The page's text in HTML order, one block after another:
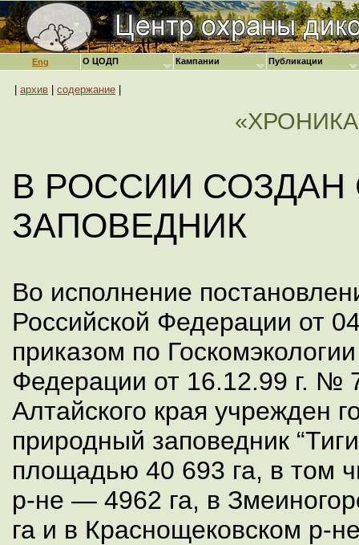
Eng
архив содержание
В РОССИИ
ЗАПОВЕДНИК
Во исполнение
Российской Федерации от
приказом по
Федерации от 16.12.99 г. №
Алтайского края учрежден
природный заповедник
площадью 40 693 га, в том
р-не — 4962 га, в
га и в Краснощековском р-
О ЦОДП Кампании Публикации